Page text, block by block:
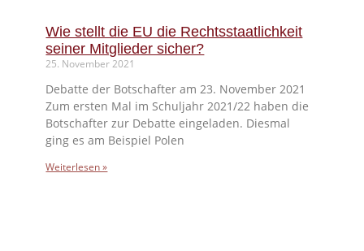
Wie stellt die EU die Rechtsstaatlichkeit
seiner Mitglieder sicher?
25. November 2021
Debatte der Botschafter am 23. November 2021
Zum ersten Mal im Schuljahr 2021/22 haben die
Botschafter zur Debatte eingeladen. Diesmal
ging es am Beispiel Polen
Weiterlesen »